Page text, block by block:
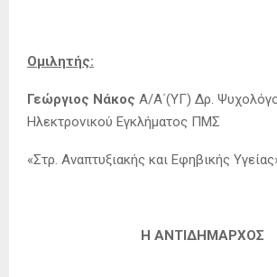
Ομιλητής:
Γεώργιος Νάκος Α/Α΄(ΥΓ) Δρ.
Ηλεκτρονικού Εγκλήματος ΠΜΣ
«Στρ. Αναπτυξιακής και Εφηβικής
Η ΑΝΤΙΔΗΜΑΡΧΟΣ